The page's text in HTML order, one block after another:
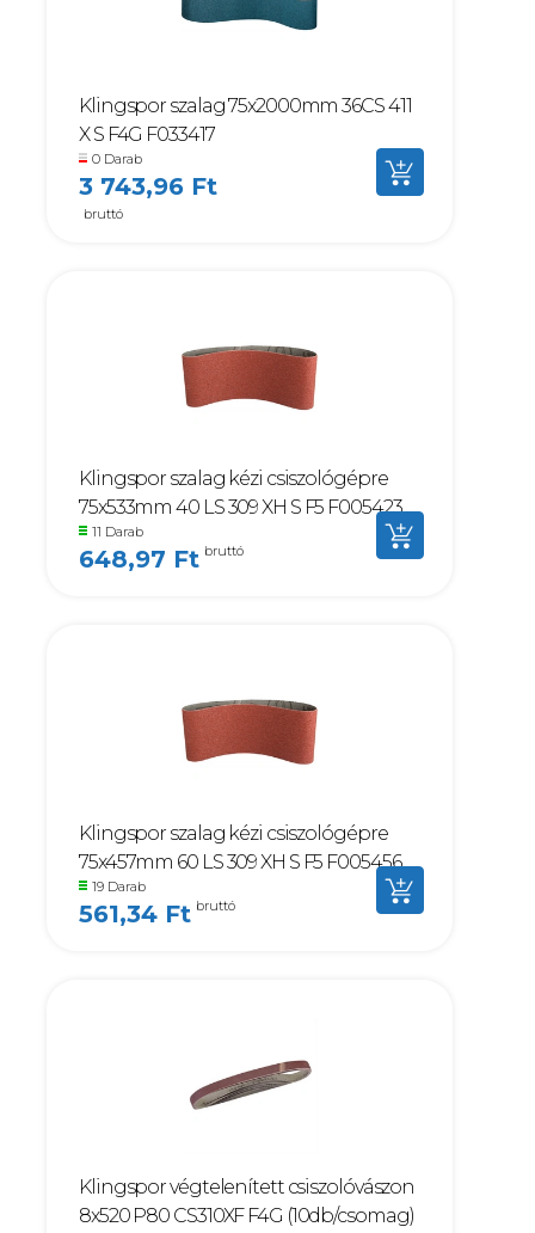
Klingspor szalag 75x2000mm 36CS 411
X S F4G F033417
0 Darab
3 743,96 Ft
bruttó
Klingspor szalag kézi csiszológépre
75x533mm 40 LS 309 XH S F5 F005423
11 Darab
648,97 Ft bruttó
Klingspor szalag kézi csiszológépre
75x457mm 60 LS 309 XH S F5 F005456
19 Darab
561,34 Ft bruttó
Klingspor végtelenített csiszolóvászon
8x520 P80 CS310XF F4G (10db/csomag)